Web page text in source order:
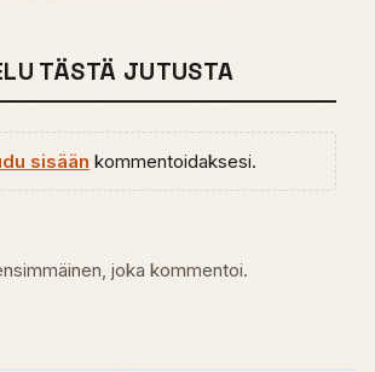
TÄSTÄ JUTUSTA
sisään kommentoidaksesi.
joka kommentoi.